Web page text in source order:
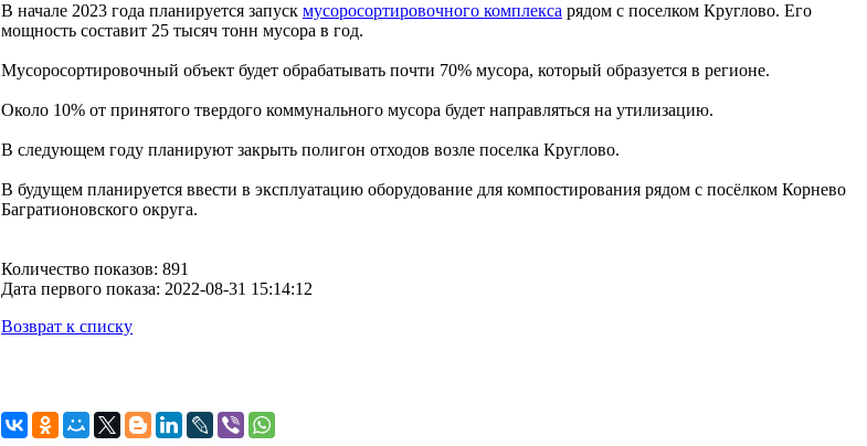
В начале 2023 года планируется запуск мусоросортировочного комплекса рядом с поселком Круглово. Его
мощность составит 25 тысяч тонн мусора в год.
Мусоросортировочный объект будет обрабатывать почти 70% мусора, который образуется в регионе.
Около 10% от принятого твердого коммунального мусора будет направляться на утилизацию.
В следующем году планируют закрыть полигон отходов возле поселка Круглово.
В будущем планируется ввести в эксплуатацию оборудование для компостирования рядом с посёлком Корнево
Багратионовского округа.
Количество показов: 891
Дата первого показа: 2022-08-31 15:14:12
Возврат к списку